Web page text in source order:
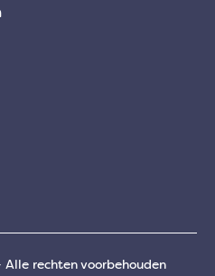
rechten voorbehouden